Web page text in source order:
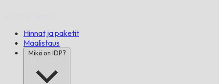
Hinnat ja paketit
Maalistaus
Mikä on IDP?